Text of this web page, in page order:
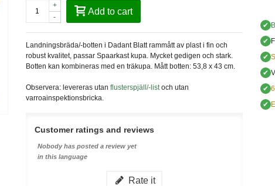
-
+
Add to cart
Landningsbräda/-botten i Dadant Blatt rammått av plast i fin och
robust kvalitet, passar Spaarkast kupa. Mycket gedigen och stark.
Botten kan kombineras med en träkupa. Mått botten: 53,8 x 43 cm.
Observera: levereras utan flusterspjäll/-listoch utan
varroainspektionsbricka.
Customer ratings and reviews
Nobody has posted a review yet
in this language
Rate it
✔
✔
✔
✔
✔
✔